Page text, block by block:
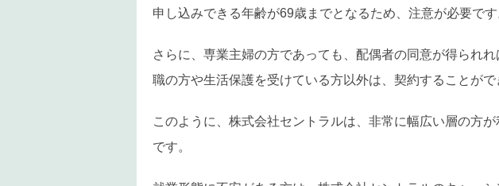
申し込みできる年齢が69歳までとなるため、注意が必要です
さらに、専業主婦の方であっても、配偶者の同意が得られ
職の方や生活保護を受けている方以外は、契約することがで
このように、株式会社セントラルは、非常に幅広い層の方
です。